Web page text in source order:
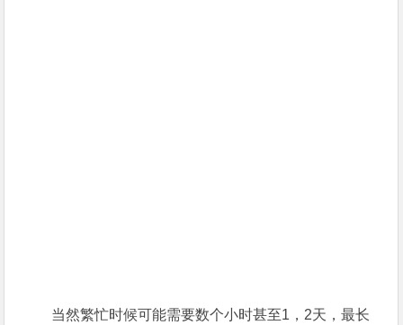
当然繁忙时候可能需要数个小时甚至1，2天，最长